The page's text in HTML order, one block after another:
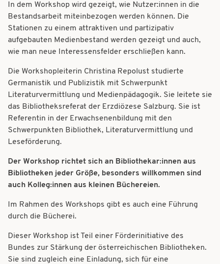
In dem Workshop wird gezeigt, wie Nutzer:innen in die
Bestandsarbeit miteinbezogen werden können. Die
Stationen zu einem attraktiven und partizipativ
aufgebauten Medienbestand werden gezeigt und auch,
wie man neue Interessensfelder erschließen kann.
Die Workshopleiterin Christina Repolust studierte
Germanistik und Publizistik mit Schwerpunkt
Literaturvermittlung und Medienpädagogik. Sie leitete sie
das Bibliotheksreferat der Erzdiözese Salzburg. Sie ist
Referentin in der Erwachsenenbildung mit den
Schwerpunkten Bibliothek, Literaturvermittlung und
Leseförderung.
Der Workshop richtet sich an Bibliothekar:innen aus
Bibliotheken jeder Größe, besonders willkommen sind
auch Kolleg:innen aus kleinen Büchereien.
Im Rahmen des Workshops gibt es auch eine Führung
durch die Bücherei.
Dieser Workshop ist Teil einer Förderinitiative des
Bundes zur Stärkung der österreichischen Bibliotheken.
Sie sind zugleich eine Einladung, sich für eine